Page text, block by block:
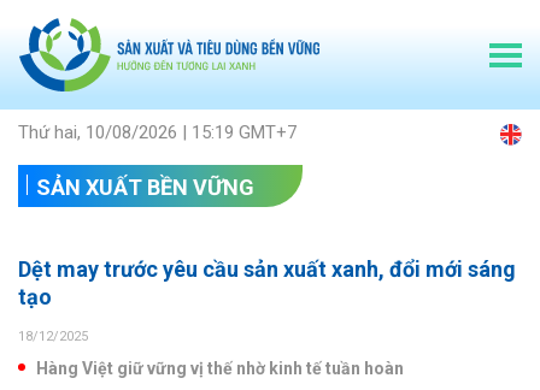
Thứ hai, 10/08/2026 | 15:19 GMT+7
SẢN XUẤT BỀN VỮNG
Dệt may trước yêu cầu sản xuất xanh, đổi mới sáng
tạo
18/12/2025
Hàng Việt giữ vững vị thế nhờ kinh tế tuần hoàn